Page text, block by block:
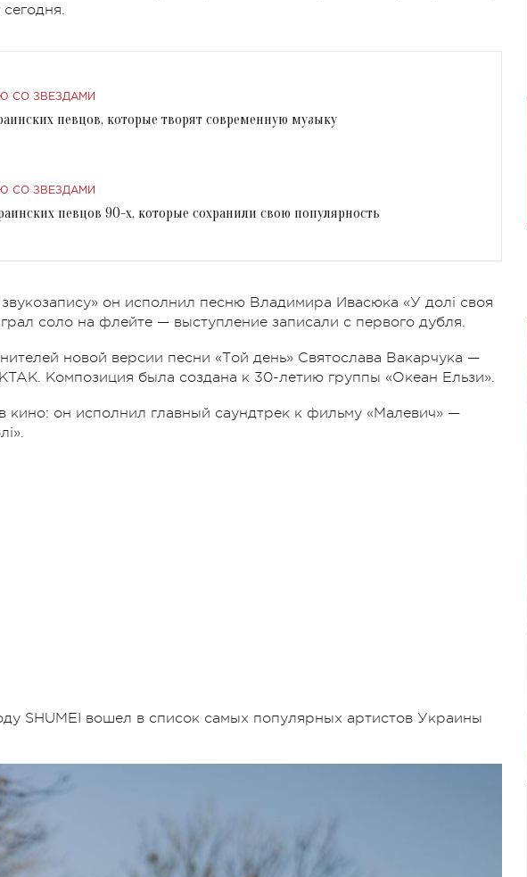
СО ЗВЕЗДАМИ
певцов, которые творят современную музыку
СО ЗВЕЗДАМИ
певцов 90-х, которые сохранили свою популярность
он исполнил песню Владимира Ивасюка «У долі своя
соло на флейте — выступление записали с первого дубля.
новой версии песни «Той день» Святослава Вакарчука —
Композиция была создана к 30-летию группы «Океан Ельзи».
кино: он исполнил главный саундтрек к фильму «Малевич» —
SHUMEI вошел в список самых популярных артистов Украины